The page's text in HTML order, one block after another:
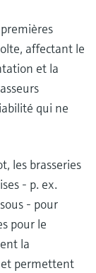
affectant le
et la
qui ne
les brasseries
- p. ex.
- pour
pour le
la
permettent